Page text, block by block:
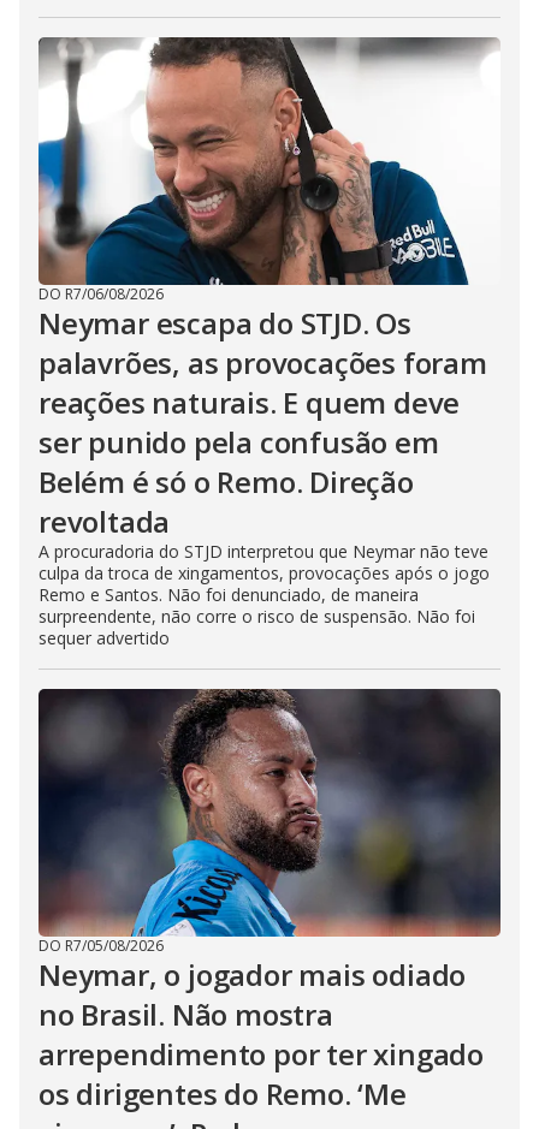
DO R7/06/08/2026
Neymar escapa do STJD. Os
palavrões, as provocações foram
reações naturais. E quem deve
ser punido pela confusão em
Belém é só o Remo. Direção
revoltada
A procuradoria do STJD interpretou que Neymar não teve
culpa da troca de xingamentos, provocações após o jogo
Remo e Santos. Não foi denunciado, de maneira
surpreendente, não corre o risco de suspensão. Não foi
sequer advertido
DO R7/05/08/2026
Neymar, o jogador mais odiado
no Brasil. Não mostra
arrependimento por ter xingado
os dirigentes do Remo. ‘Me